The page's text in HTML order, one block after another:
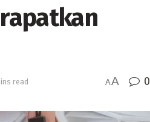
read AA 0